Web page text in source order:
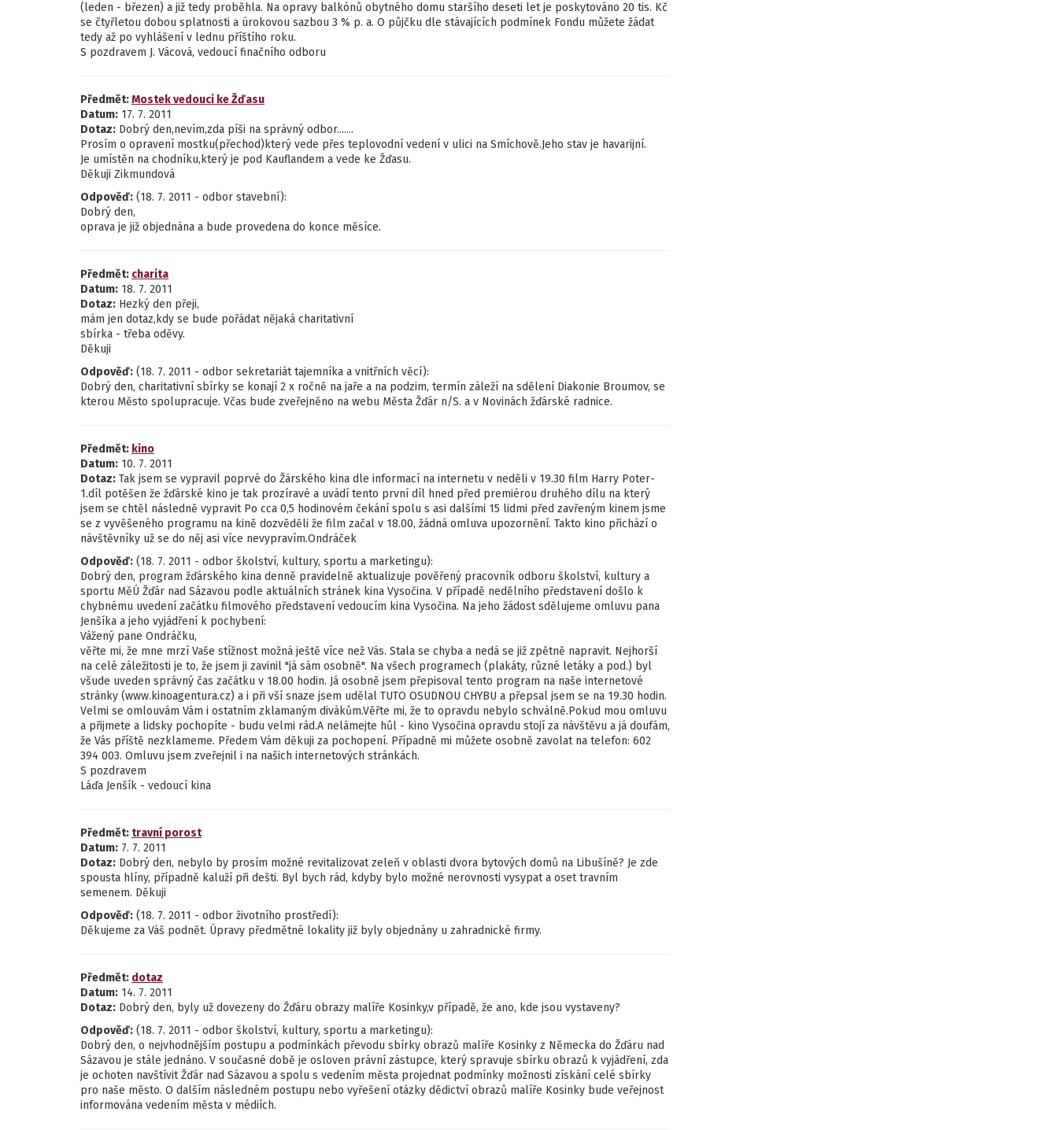
(leden - březen) a již tedy proběhla. Na opravy balkónů obytného domu staršího deseti let je poskytováno 20 tis. Kč
se čtyřletou dobou splatnosti a úrokovou sazbou 3 % p. a. O půjčku dle stávajících podmínek Fondu můžete žádat
tedy až po vyhlášení v lednu příštího roku.
S pozdravem J. Vácová, vedoucí finačního odboru
Předmět:Mostek vedouci ke Žďasu
Datum: 17. 7. 2011
Dotaz: Dobrý den,nevím,zda píši na správný odbor.......
Prosím o opravení mostku(přechod)který vede přes teplovodní vedení v ulici na Smíchově.Jeho stav je havarijní.
Je umístěn na chodníku,který je pod Kauflandem a vede ke Žďasu.
Děkuji Zikmundová
Odpověď: (18. 7. 2011 - odbor stavební):
Dobrý den,
oprava je již objednána a bude provedena do konce měsíce.
Předmět: charita
Datum: 18. 7. 2011
Dotaz: Hezký den přeji,
mám jen dotaz,kdy se bude pořádat nějaká charitativní
sbírka - třeba oděvy.
Děkuji
Odpověď: (18. 7. 2011 - odbor sekretariát tajemníka a vnitřních věcí):
Dobrý den, charitativní sbírky se konají 2 x ročně na jaře a na podzim, termín záleží na sdělení Diakonie Broumov, se
kterou Město spolupracuje. Včas bude zveřejněno na webu Města Žďár n/S. a v Novinách žďárské radnice.
Předmět: kino
Datum: 10. 7. 2011
Dotaz: Tak jsem se vypravil poprvé do Žárského kina dle informací na internetu v neděli v 19.30 film Harry Poter-
1.díl potěšen že žďárské kino je tak prozíravé a uvádí tento první díl hned před premiérou druhého dílu na který
jsem se chtěl následně vypravit Po cca 0,5 hodinovém čekání spolu s asi dalšími 15 lidmi před zavřeným kinem jsme
se z vyvěšeného programu na kině dozvěděli že film začal v 18.00, žádná omluva upozornění. Takto kino přichází o
návštěvníky už se do něj asi více nevypravím.Ondráček
Odpověď: (18. 7. 2011 - odbor školství, kultury, sportu a marketingu):
Dobrý den, program žďárského kina denně pravidelně aktualizuje pověřený pracovník odboru školství, kultury a
sportu MěÚ Žďár nad Sázavou podle aktuálních stránek kina Vysočina. V případě nedělního představení došlo k
chybnému uvedení začátku filmového představení vedoucím kina Vysočina. Na jeho žádost sdělujeme omluvu pana
Jenšíka a jeho vyjádření k pochybení:
Vážený pane Ondráčku,
věřte mi, že mne mrzí Vaše stížnost možná ještě více než Vás. Stala se chyba a nedá se již zpětně napravit. Nejhorší
na celé záležitosti je to, že jsem ji zavinil "já sám osobně". Na všech programech (plakáty, různé letáky a pod.) byl
všude uveden správný čas začátku v 18.00 hodin. Já osobně jsem přepisoval tento program na naše internetové
stránky (www.kinoagentura.cz) a i při vší snaze jsem udělal TUTO OSUDNOU CHYBU a přepsal jsem se na 19.30 hodin.
Velmi se omlouvám Vám i ostatním zklamaným divákům.Věřte mi, že to opravdu nebylo schválně.Pokud mou omluvu
a přijmete a lidsky pochopíte - budu velmi rád.A nelámejte hůl - kino Vysočina opravdu stojí za návštěvu a já doufám,
že Vás příště nezklameme. Předem Vám děkuji za pochopení. Případně mi můžete osobně zavolat na telefon: 602
394 003. Omluvu jsem zveřejnil i na našich internetových stránkách.
S pozdravem
Láďa Jenšík - vedoucí kina
Předmět: travní porost
Datum: 7. 7. 2011
Dotaz: Dobrý den, nebylo by prosím možné revitalizovat zeleň v oblasti dvora bytových domů na Libušíně? Je zde
spousta hlíny, případně kaluží při dešti. Byl bych rád, kdyby bylo možné nerovnosti vysypat a oset travním
semenem. Děkuji
Odpověď: (18. 7. 2011 - odbor životního prostředí):
Děkujeme za Váš podnět. Úpravy předmětné lokality již byly objednány u zahradnické firmy.
Předmět: dotaz
Datum: 14. 7. 2011
Dotaz: Dobrý den, byly už dovezeny do Žďáru obrazy malíře Kosinky,v případě, že ano, kde jsou vystaveny?
Odpověď: (18. 7. 2011 - odbor školství, kultury, sportu a marketingu):
Dobrý den, o nejvhodnějším postupu a podmínkách převodu sbírky obrazů malíře Kosinky z Německa do Žďáru nad
Sázavou je stále jednáno. V současné době je osloven právní zástupce, který spravuje sbírku obrazů k vyjádření, zda
je ochoten navštívit Žďár nad Sázavou a spolu s vedením města projednat podmínky možnosti získání celé sbírky
pro naše město. O dalším následném postupu nebo vyřešení otázky dědictví obrazů malíře Kosinky bude veřejnost
informována vedením města v médiích.